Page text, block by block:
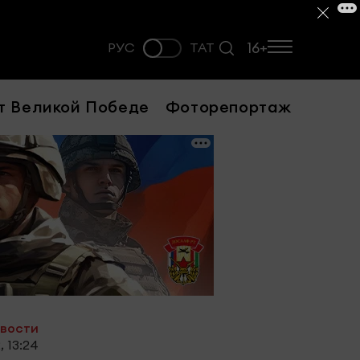
РУС ТАТ 16+
Великой Победе Фоторепортаж
13:24